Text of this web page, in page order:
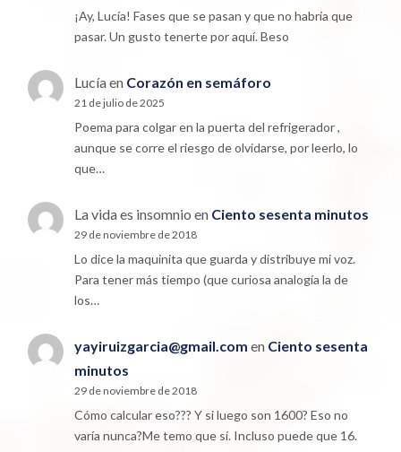
¡Ay, Lucía! Fases que se pasan y que no habría que
pasar. Un gusto tenerte por aquí. Beso
Lucíaen Corazón en semáforo
21 de julio de 2025
Poema para colgar en la puerta del refrigerador ,
aunque se corre el riesgo de olvidarse, por leerlo, lo
que…
La vida es insomnio en Ciento sesenta minutos
29 de noviembre de 2018
Lo dice la maquinita que guarda y distribuye mi voz.
Para tener más tiempo (que curiosa analogía la de
los…
yayiruizgarcia@gmail.com en Ciento sesenta
minutos
29 de noviembre de 2018
Cómo calcular eso??? Y si luego son 1600? Eso no
varía nunca?Me temo que sí. Incluso puede que 16.